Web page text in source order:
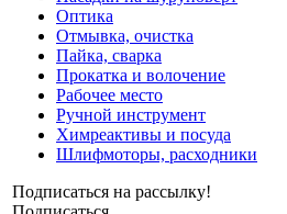
Оптика
Отмывка, очистка
Пайка, сварка
Прокатка и волочение
Рабочее место
Ручной инструмент
Химреактивы и посуда
Шлифмоторы, расходники
Подписаться на рассылку!